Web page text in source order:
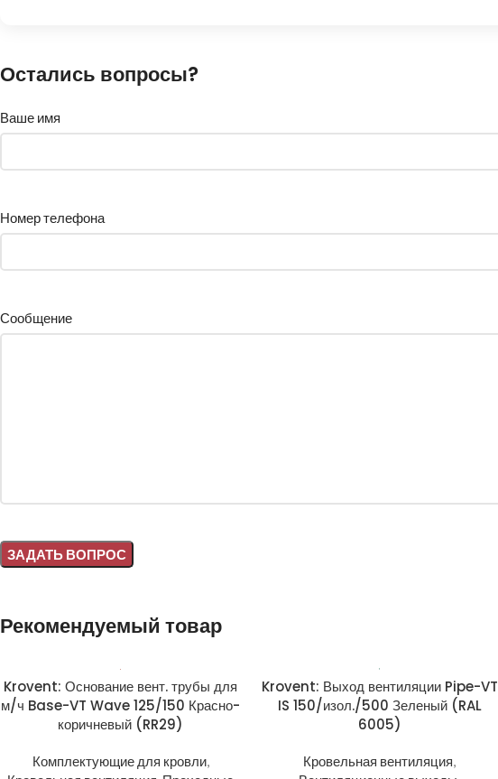
Остались вопросы?
Ваше имя
Номер телефона
Сообщение
Рекомендуемый товар
Krovent: Основание вент. трубы для
м/ч Base-VT Wave 125/150 Красно-
коричневый (RR29)
Комплектующие для кровли,
Krovent: Выход вентиляции Pipe-VT
IS 150/изол./500 Зеленый (RAL
6005)
Кровельная вентиляция,